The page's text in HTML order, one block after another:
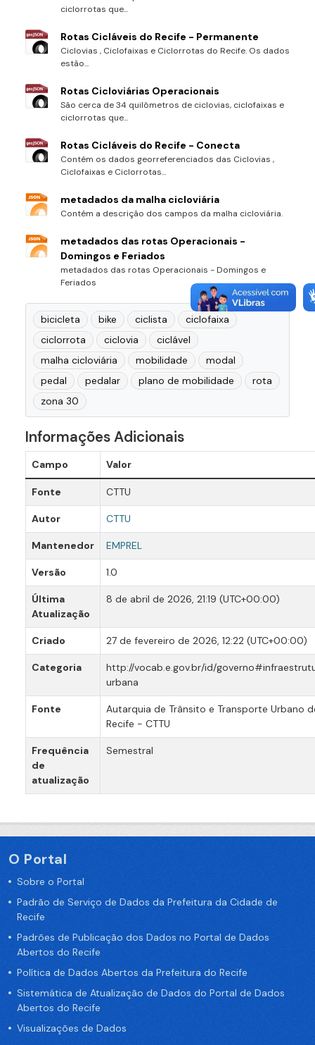
ciclorrotas que...
Rotas Cicláveis do Recife - Permanente
Ciclovias , Ciclofaixas e Ciclorrotas do Recife. Os dados
estão...
Rotas Cicloviárias Operacionais
São cerca de 34 quilômetros de ciclovias, ciclofaixas e
ciclorrotas que...
Rotas Cicláveis do Recife - Conecta
Contém os dados georreferenciados das Ciclovias ,
Ciclofaixas e Ciclorrotas...
metadados da malha cicloviária
Contém a descrição dos campos da malha cicloviária.
metadados das rotas Operacionais -
Domingos e Feriados
metadados das rotas Operacionais - Domingos e
Feriados
bicicleta bike ciclista
ciclofaixa
ciclorrota
ciclovia
ciclável
malha cicloviária
mobilidade
modal
pedal
pedalar plano de mobilidade
rota
zona 30
Informações Adicionais
Campo Valor
Fonte CTTU
Autor CTTU
Mantenedor EMPREL
Versão 1.0
Última
Atualização
8 de abril de 2026, 21:19 (UTC+00:00)
Criado 27 de fevereiro de 2026, 12:22 (UTC+00:00)
Categoria
http://vocab.e.gov.br/id/
urbana
Fonte
Autarquia de Trânsito e Transporte Urbano
Recife - CTTU
Frequência
de
atualização
Semestral
O Portal
Sobre o Portal
Padrão de Serviço de Dados da Prefeitura da Cidade de
Recife
Padrões de Publicação dos Dados no Portal de Dados
Abertos do Recife
Política de Dados Abertos da Prefeitura do Recife
Sistemática de Atualização de Dados do Portal de Dados
Abertos do Recife
Visualizações de Dados